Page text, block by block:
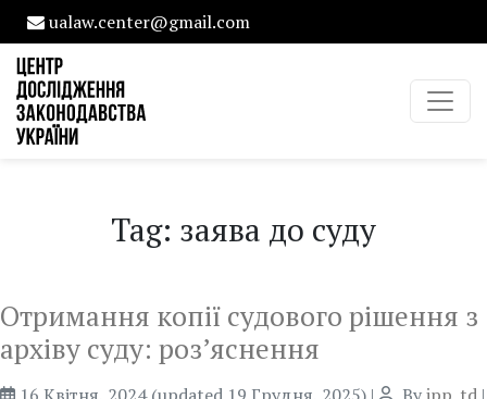
ualaw.center@gmail.com
Tag: заява до суду
Отримання копії судового рішення з
архіву суду: роз’яснення